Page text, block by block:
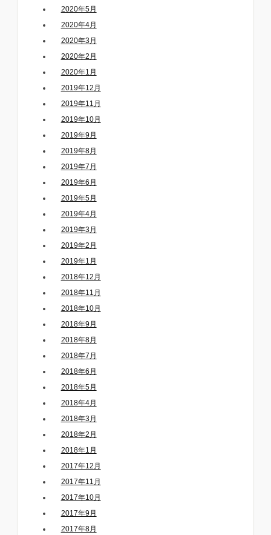
2020年5月
2020年4月
2020年3月
2020年2月
2020年1月
2019年12月
2019年11月
2019年10月
2019年9月
2019年8月
2019年7月
2019年6月
2019年5月
2019年4月
2019年3月
2019年2月
2019年1月
2018年12月
2018年11月
2018年10月
2018年9月
2018年8月
2018年7月
2018年6月
2018年5月
2018年4月
2018年3月
2018年2月
2018年1月
2017年12月
2017年11月
2017年10月
2017年9月
2017年8月